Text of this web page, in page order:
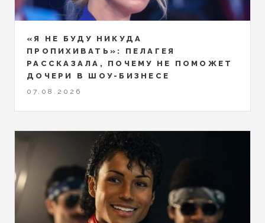
«Я НЕ БУДУ НИКУДА
ПРОПИХИВАТЬ»: ПЕЛАГЕЯ
РАССКАЗАЛА, ПОЧЕМУ НЕ ПОМОЖЕТ
ДОЧЕРИ В ШОУ-БИЗНЕСЕ
07.08.2026